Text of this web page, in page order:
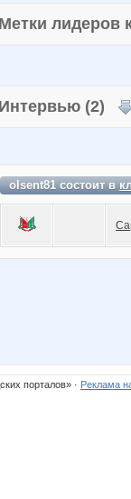
Метки
Интервью (2)
olsent81 состоит в
порталов» · Реклама